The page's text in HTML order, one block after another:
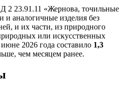
2 23.91.11 «Жернова, точильные
аналогичные изделия без
и их части, из природного
или искусственных
2026 года составило 1,3
чем месяцем ранее.